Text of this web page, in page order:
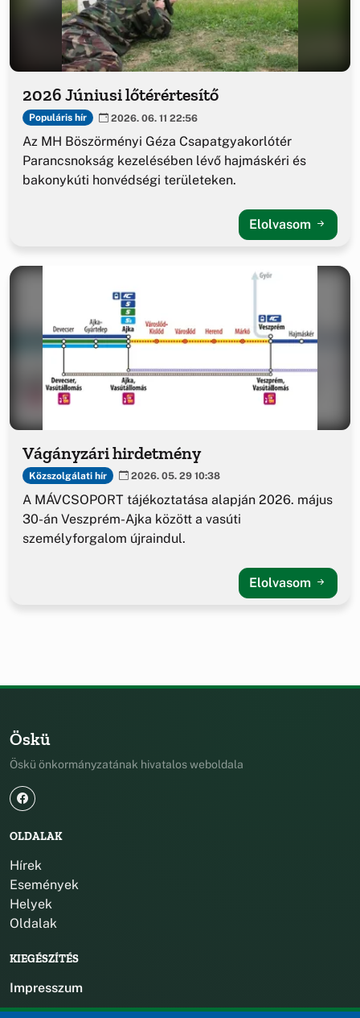
2026 Júniusi lőtérértesítő
Populáris hír 2026. 06. 11 22:56
Az MH Böszörményi Géza Csapatgyakorlótér
Parancsnokság kezelésében lévő hajmáskéri és
bakonykúti honvédségi területeken.
Elolvasom
Vágányzári hirdetmény
Közszolgálati hír 2026. 05. 29 10:38
A MÁVCSOPORT tájékoztatása alapján 2026. május
30-án Veszprém-Ajka között a vasúti
személyforgalom újraindul.
Elolvasom
Öskü
Öskü önkormányzatának hivatalos weboldala
OLDALAK
Hírek
Események
Helyek
Oldalak
KIEGÉSZÍTÉS
Impresszum